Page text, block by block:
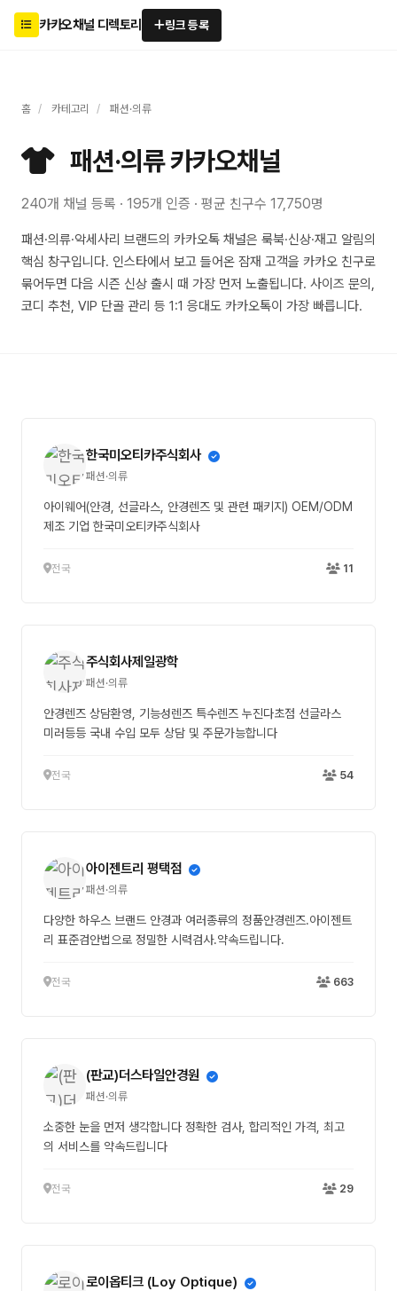
카카오채널 디렉토리 링크 등록
홈 / 카테고리 / 패션·의류
패션·의류 카카오채널
240개 채널 등록 · 195개 인증 · 평균 친구수 17,750명
패션·의류·악세사리 브랜드의 카카오톡 채널은 룩북·신상·재고 알림의
핵심 창구입니다. 인스타에서 보고 들어온 잠재 고객을 카카오 친구로
묶어두면 다음 시즌 신상 출시 때 가장 먼저 노출됩니다. 사이즈 문의,
코디 추천, VIP 단골 관리 등 1:1 응대도 카카오톡이 가장 빠릅니다.
한국미오티카주식회사
패션·의류
아이웨어(안경, 선글라스, 안경렌즈 및 관련 패키지) OEM/ODM
제조 기업 한국미오티카주식회사
전국 11
주식회사제일광학
패션·의류
안경렌즈 상담환영, 기능성렌즈 특수렌즈 누진다초점 선글라스
미러등등 국내 수입 모두 상담 및 주문가능합니다
전국 54
아이젠트리 평택점
패션·의류
다양한 하우스 브랜드 안경과 여러종류의 정품안경렌즈.아이젠트
리 표준검안법으로 정밀한 시력검사.약속드립니다.
전국 663
(판교)더스타일안경원
패션·의류
소중한 눈을 먼저 생각합니다 정확한 검사, 합리적인 가격, 최고
의 서비스를 약속드립니다
전국 29
로이옵티크 (Loy Optique)